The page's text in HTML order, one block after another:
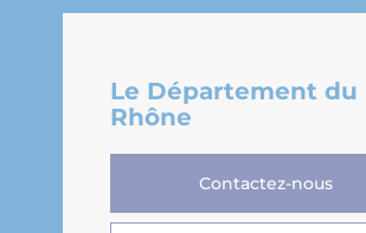
Le Département du
Rhône
Contactez-nous